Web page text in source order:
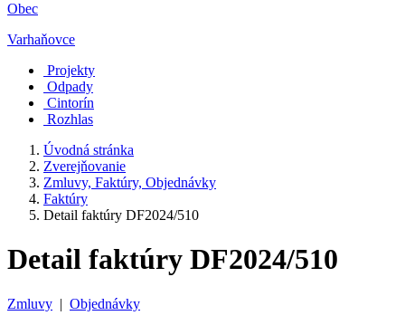
Obec
Varhaňovce
Projekty
Odpady
Cintorín
Rozhlas
Úvodná stránka
Zverejňovanie
Zmluvy, Faktúry, Objednávky
Faktúry
Detail faktúry DF2024/510
Detail faktúry DF2024/510
Zmluvy | Objednávky